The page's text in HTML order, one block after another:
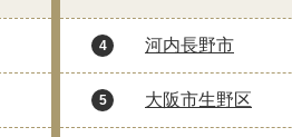
4 河内長野市
5 大阪市生野区